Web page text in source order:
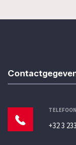
TELEFOON
+32 3